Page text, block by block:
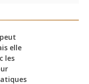
elle
les